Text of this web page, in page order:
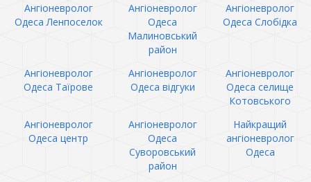
Ангіоневролог
Одеса Ленпоселок
Ангіоневролог
Одеса
Малиновський
район
Ангіоневролог
Одеса Слобідка
Ангіоневролог
Одеса Таїрове
Ангіоневролог
Одеса відгуки
Ангіоневролог
Одеса селище
Котовського
Ангіоневролог
Одеса центр
Ангіоневролог
Одеса
Суворовський
район
Найкращий
ангіоневролог
Одеса